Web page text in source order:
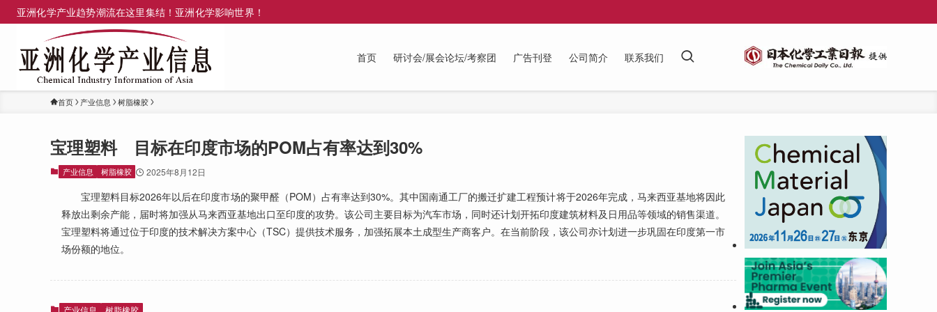
亚洲化学产业趋势潮流在这里集结！亚洲化学影响世界！
首页 研讨会/展会论坛/考察团 广告刊登 公司简介 联系我们
首页 产业信息 树脂橡胶
宝理塑料 目标在印度市场的POM占有率达到30%
产业信息 树脂橡胶 2025年8月12日
宝理塑料目标2026年以后在印度市场的聚甲醛（POM）占有率达到30%。其中国南通工厂的搬迁扩建工程预计将于2026年完成，马来西亚基地将因此
释放出剩余产能，届时将加强从马来西亚基地出口至印度的攻势。该公司主要目标为汽车市场，同时还计划开拓印度建筑材料及日用品等领域的销售渠道。
宝理塑料将通过位于印度的技术解决方案中心（TSC）提供技术服务，加强拓展本土成型生产商客户。在当前阶段，该公司亦计划进一步巩固在印度第一市
场份额的地位。
产业信息 树脂橡胶